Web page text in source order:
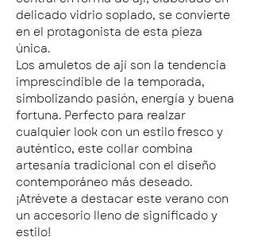
delicado vidrio soplado, se convierte
en el protagonista de esta pieza
única.
Los amuletos de ají son la tendencia
imprescindible de la temporada,
simbolizando pasión, energía y buena
fortuna. Perfecto para realzar
cualquier look con un estilo fresco y
auténtico, este collar combina
artesanía tradicional con el diseño
contemporáneo más deseado.
¡Atrévete a destacar este verano con
un accesorio lleno de significado y
estilo!